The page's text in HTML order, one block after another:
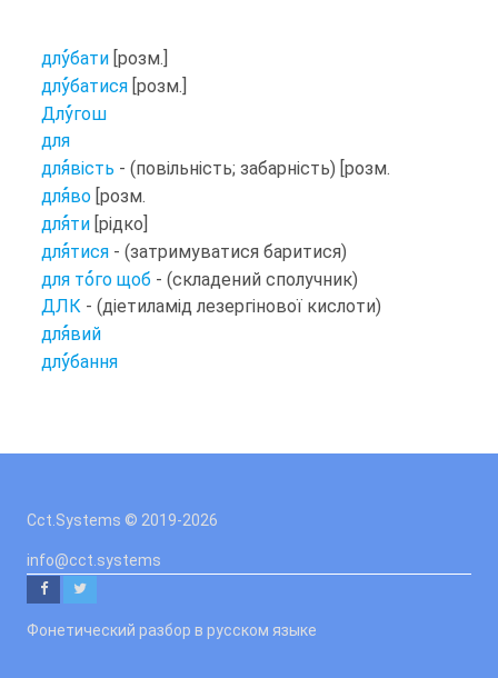
длубати [розм.]
длубатися [розм.]
Длугош
для
длявість - (повільність; забарність) [розм.
дляво [розм.
дляти [рідко]
длятися - (затримуватися баритися)
для того щоб - (складений сполучник)
ДЛК - (діетиламід лезергінової кислоти)
длявий
длубання
Cct.Systems © 2019-2026
info@cct.systems
Фонетический разбор в русском языке